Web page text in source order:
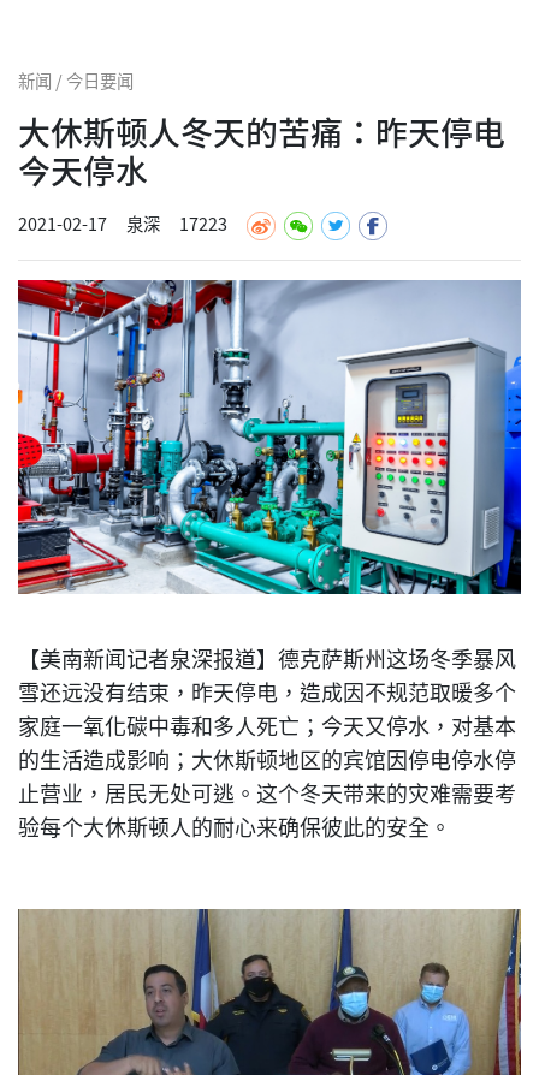
新闻 / 今日要闻
大休斯顿人冬天的苦痛：昨天停电
今天停水
2021-02-17 泉深 17223
【美南新闻记者泉深报道】德克萨斯州这场冬季暴风
雪还远没有结束，昨天停电，造成因不规范取暖多个
家庭一氧化碳中毒和多人死亡；今天又停水，对基本
的生活造成影响；大休斯顿地区的宾馆因停电停水停
止营业，居民无处可逃。这个冬天带来的灾难需要考
验每个大休斯顿人的耐心来确保彼此的安全。